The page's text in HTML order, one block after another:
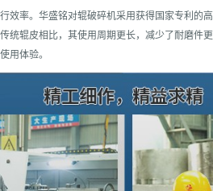
效率。华盛铭对辊破碎机采用获得国家专利的
统辊皮相比，其使用周期更长，减少了耐磨件
用体验。